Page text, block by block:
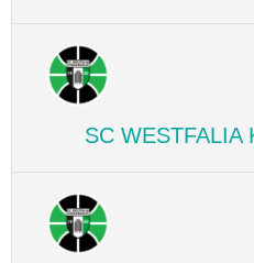
SC WESTFALIA